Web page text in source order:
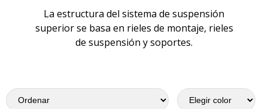
La estructura del sistema de suspensión
superior se basa en rieles de montaje, rieles
de suspensión y soportes.